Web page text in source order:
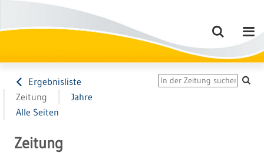
Ergebnisliste
Zeitung
Jahre
Alle Seiten
Zeitung